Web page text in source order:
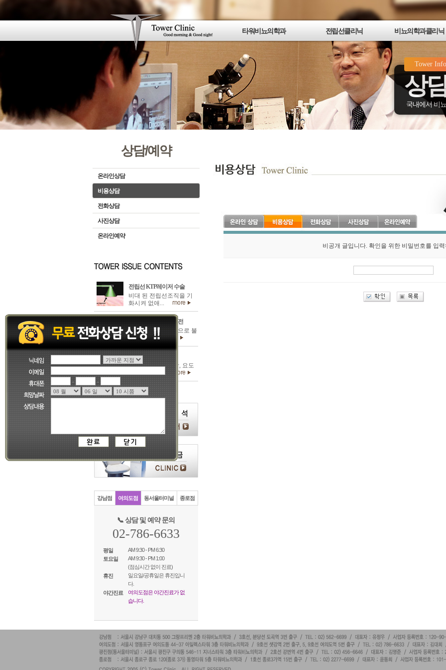
Tower
상
국내에서 비
타워비뇨의학과 전립선클리닉 비뇨의학과클리닉
타워비뇨의학과소개
의료진소개
진료안내
최신의료장비소개
병원둘러보기
강남점 오시는길
여의도점 오시는길
광진점(동서울터미널) 오시는길
타워전립선클리닉
전립선비대증
전립선염
전립선암
타워 멀티채널전립선치료
제3세대 전립선고주파치료
타워 KTP레이저 수술
플라즈마 레이저기화수술
발기부전/성기능 클리닉
남성갱년기 클리닉
요로감염/성명 클리닉
혈뇨/비뇨기암 클리닉
요로결석 클리닉
요실금 클리닉
상담/예약
온라인상담
비용상담
전화상담
사진상담
온라인예약
전립선 KTP레이저 수술
비대 된 전립선조직을 기
화시켜 없애...
남성갱년기/발기부전
발기부전은 심리적으로 불
안하거나...
혈뇨와 비뇨기암
신장질환, 요관방광, 요도
의 요로계질...
강남점 여의도점 동서울터미널 종로점
📞 상담 및 예약 문의
02-786-6633
평일
AM 9:30 - PM 6:30
토요일
AM 9:30 - PM 1:00
(점심시간 없이 진료)
휴진
일요일/공휴일은 휴진입니
다.
야간진료
여의도점은 야간진료가 없
습니다.
비공개 글입니다. 확인을 위한 비밀번호를 입
- -